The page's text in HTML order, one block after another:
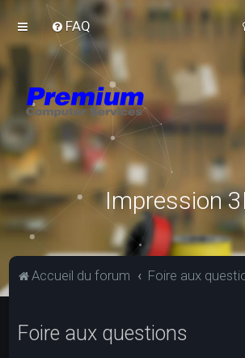
FAQ
Impression
Accueil du forum Foire aux
Foire aux questions